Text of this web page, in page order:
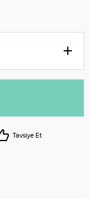
Tavsiye Et